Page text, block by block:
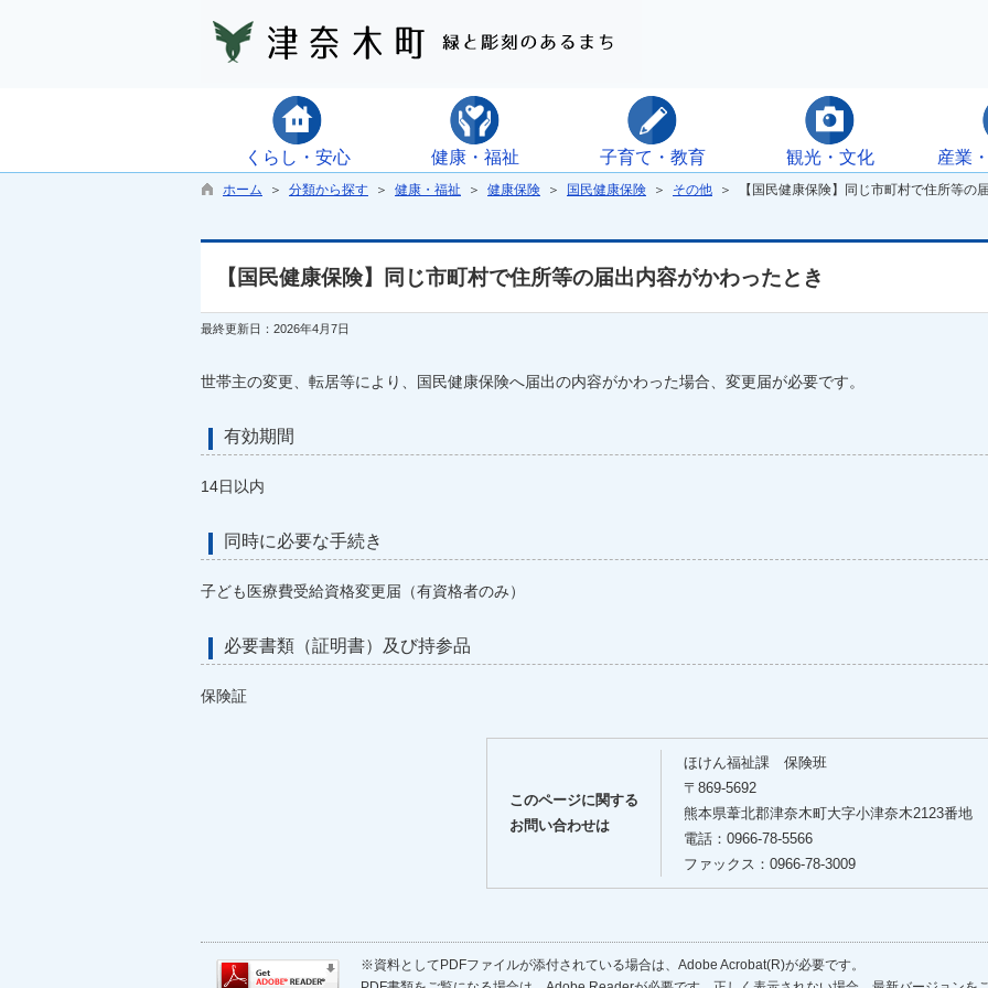
くらし・安心 健康・福祉 子育て・教育 観光・文化 産業
ホーム ＞ 分類から探す ＞ 健康・福祉 ＞ 健康保険 ＞ 国民健康保険 ＞ その他 ＞ 【国民健康保険】同じ市町村で住所等の
【国民健康保険】同じ市町村で住所等の届出内容がかわったとき
最終更新日：2026年4月7日
世帯主の変更、転居等により、国民健康保険へ届出の内容がかわった場合、変更届が必要です。
有効期間
14日以内
同時に必要な手続き
子ども医療費受給資格変更届（有資格者のみ）
必要書類（証明書）及び持参品
保険証
このページに関する
お問い合わせは
ほけん福祉課 保険班
〒869-5692
熊本県葦北郡津奈木町大字小津奈木2123番地
電話：0966-78-5566
ファックス：0966-78-3009
※資料としてPDFファイルが添付されている場合は、Adobe Acrobat(R)が必要です。